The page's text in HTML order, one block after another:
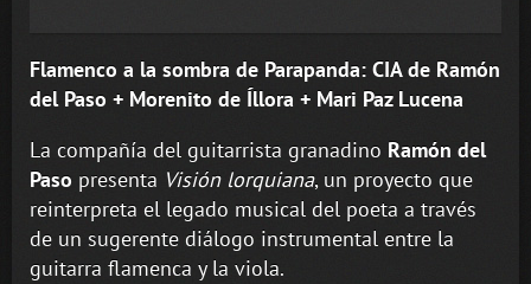
Flamenco a la sombra de Parapanda: CIA de Ramón
del Paso + Morenito de Íllora + Mari Paz Lucena
La compañía del guitarrista granadino Ramón del
Paso presenta Visión lorquiana, un proyecto que
reinterpreta el legado musical del poeta a través
de un sugerente diálogo instrumental entre la
guitarra flamenca y la viola.